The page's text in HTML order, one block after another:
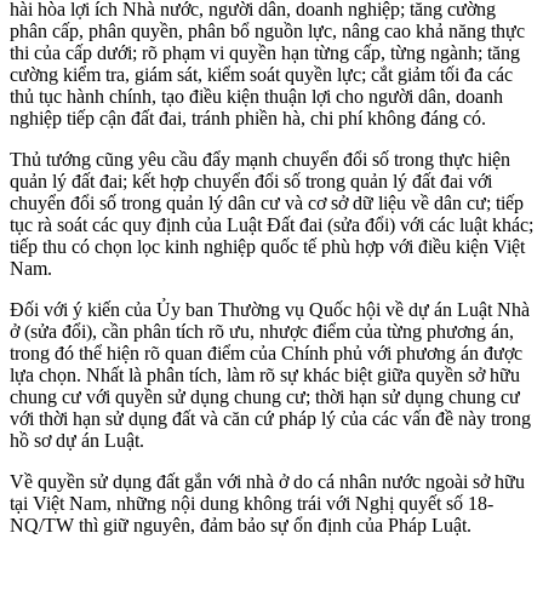
hài hòa lợi ích Nhà nước, người dân, doanh nghiệp; tăng cường
phân cấp, phân quyền, phân bổ nguồn lực, nâng cao khả năng thực
thi của cấp dưới; rõ phạm vi quyền hạn từng cấp, từng ngành; tăng
cường kiểm tra, giám sát, kiểm soát quyền lực; cắt giảm tối đa các
thủ tục hành chính, tạo điều kiện thuận lợi cho người dân, doanh
nghiệp tiếp cận đất đai, tránh phiền hà, chi phí không đáng có.
Thủ tướng cũng yêu cầu đẩy mạnh chuyển đổi số trong thực hiện
quản lý đất đai; kết hợp chuyển đổi số trong quản lý đất đai với
chuyển đổi số trong quản lý dân cư và cơ sở dữ liệu về dân cư; tiếp
tục rà soát các quy định của Luật Đất đai (sửa đổi) với các luật khác;
tiếp thu có chọn lọc kinh nghiệp quốc tế phù hợp với điều kiện Việt
Nam.
Đối với ý kiến của Ủy ban Thường vụ Quốc hội về dự án Luật Nhà
ở (sửa đổi), cần phân tích rõ ưu, nhược điểm của từng phương án,
trong đó thể hiện rõ quan điểm của Chính phủ với phương án được
lựa chọn. Nhất là phân tích, làm rõ sự khác biệt giữa quyền sở hữu
chung cư với quyền sử dụng chung cư; thời hạn sử dụng chung cư
với thời hạn sử dụng đất và căn cứ pháp lý của các vấn đề này trong
hồ sơ dự án Luật.
Về quyền sử dụng đất gắn với nhà ở do cá nhân nước ngoài sở hữu
tại Việt Nam, những nội dung không trái với Nghị quyết số 18-
NQ/TW thì giữ nguyên, đảm bảo sự ổn định của Pháp Luật.